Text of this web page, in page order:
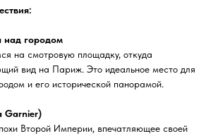
над городом
на смотровую площадку, откуда
вид на Париж. Это идеальное место для
и его исторической панорамой.
Garnier)
Второй Империи, впечатляющее своей